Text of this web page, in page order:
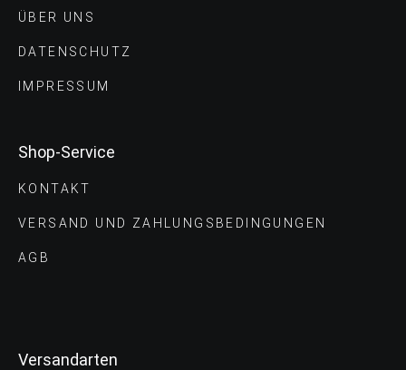
ÜBER UNS
DATENSCHUTZ
IMPRESSUM
Shop-Service
KONTAKT
VERSAND UND ZAHLUNGS­BEDINGUNGEN
AGB
Versandarten